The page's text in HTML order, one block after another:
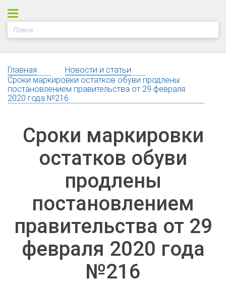
Главная
Новости и статьи
Сроки маркировки остатков обуви продлены
постановлением правительства от 29 февраля
2020 года №216
Сроки маркировки
остатков обуви
продлены
постановлением
правительства от 29
февраля 2020 года
№216